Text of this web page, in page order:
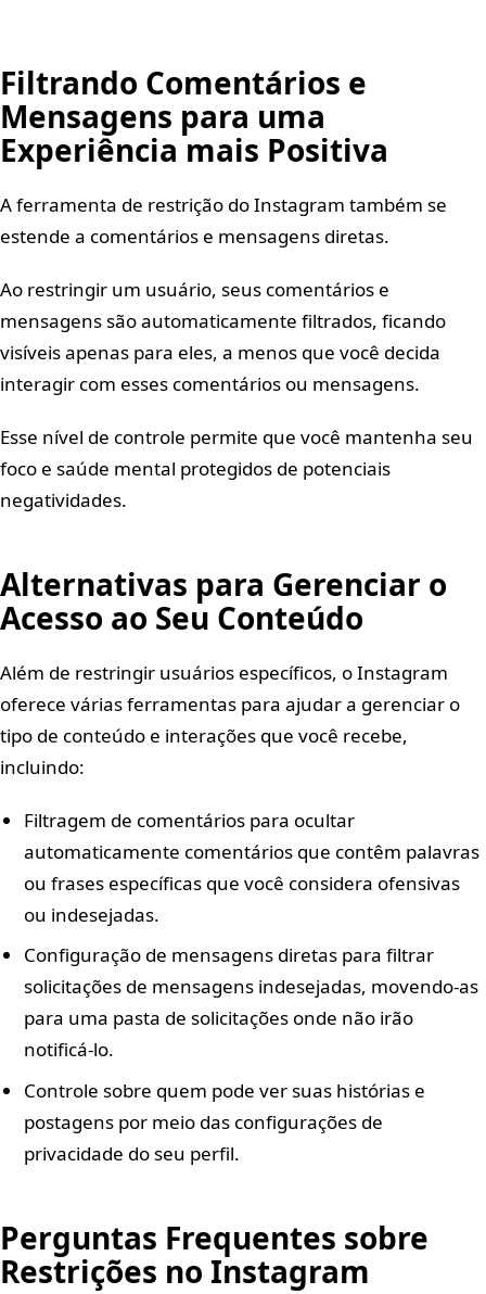
Filtrando Comentários e
Mensagens para uma
Experiência mais Positiva
A ferramenta de restrição do Instagram também se
estende a comentários e mensagens diretas.
Ao restringir um usuário, seus comentários e
mensagens são automaticamente filtrados, ficando
visíveis apenas para eles, a menos que você decida
interagir com esses comentários ou mensagens.
Esse nível de controle permite que você mantenha seu
foco e saúde mental protegidos de potenciais
negatividades.
Alternativas para Gerenciar o
Acesso ao Seu Conteúdo
Além de restringir usuários específicos, o Instagram
oferece várias ferramentas para ajudar a gerenciar o
tipo de conteúdo e interações que você recebe,
incluindo:
Filtragem de comentários para ocultar
automaticamente comentários que contêm palavras
ou frases específicas que você considera ofensivas
ou indesejadas.
Configuração de mensagens diretas para filtrar
solicitações de mensagens indesejadas, movendo-as
para uma pasta de solicitações onde não irão
notificá-lo.
Controle sobre quem pode ver suas histórias e
postagens por meio das configurações de
privacidade do seu perfil.
Perguntas Frequentes sobre
Restrições no Instagram